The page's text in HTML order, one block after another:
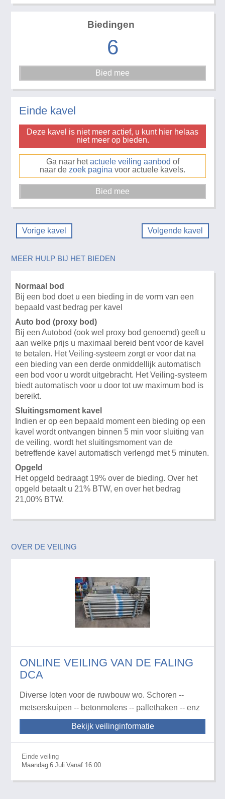
Biedingen
6
Einde kavel
Deze kavel is niet meer actief, u kunt hier helaas
niet meer op bieden.
Ga naar hetactuele veiling aanbod of
naar de zoek pagina voor actuele kavels.
Vorige kavel Volgende kavel
MEER HULP BIJ HET BIEDEN
Normaal bod
Bij een bod doet u een bieding in de vorm van een
bepaald vast bedrag per kavel
Auto bod (proxy bod)
Bij een Autobod (ook wel proxy bod genoemd) geeft u
aan welke prijs u maximaal bereid bent voor de kavel
te betalen. Het Veiling-systeem zorgt er voor dat na
een bieding van een derde onmiddellijk automatisch
een bod voor u wordt uitgebracht. Het Veiling-systeem
biedt automatisch voor u door tot uw maximum bod is
bereikt.
Sluitingsmoment kavel
Indien er op een bepaald moment een bieding op een
kavel wordt ontvangen binnen 5 min voor sluiting van
de veiling, wordt het sluitingsmoment van de
betreffende kavel automatisch verlengd met 5 minuten.
Opgeld
Het opgeld bedraagt 19% over de bieding. Over het
opgeld betaalt u 21% BTW, en over het bedrag
21,00% BTW.
OVER DE VEILING
ONLINE VEILING VAN DE FALING
DCA
Diverse loten voor de ruwbouw wo. Schoren --
metserskuipen -- betonmolens -- pallethaken -- enz
Bekijk veilinginformatie
Einde veiling
Maandag 6 Juli Vanaf 16:00